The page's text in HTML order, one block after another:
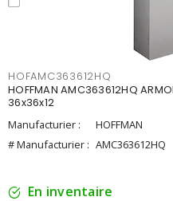
HOFAMC363612HQ
HOFFMAN AMC363612HQ
36x36x12
Manufacturier :
HOFFMAN
# Manufacturier : AMC363612HQ
En inventaire